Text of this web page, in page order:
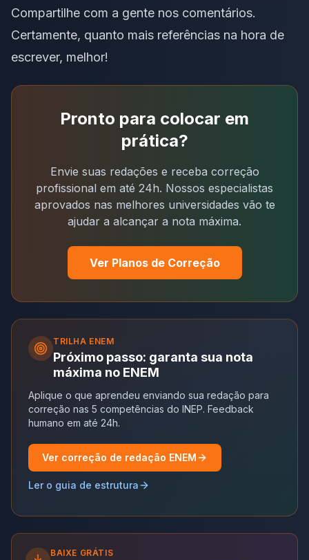
Compartilhe com a gente nos comentários.
Certamente, quanto mais referências na hora de
escrever, melhor!
Pronto para colocar em
prática?
Envie suas redações e receba correção
profissional em até 24h. Nossos especialistas
aprovados nas melhores universidades vão te
ajudar a alcançar a nota máxima.
Ver Planos de Correção
TRILHA ENEM
Próximo passo: garanta sua nota
máxima no ENEM
Aplique o que aprendeu enviando sua redação para
correção nas 5 competências do INEP. Feedback
humano em até 24h.
Ver correção de redação ENEM
Ler o guia de estrutura
BAIXE GRÁTIS